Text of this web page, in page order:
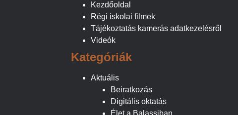
Kezdőoldal
Régi iskolai filmek
Tájékoztatás kamerás adatkezelésről
Videók
Kategóriák
Aktuális
Beiratkozás
Digitális oktatás
Élet a Balassiban